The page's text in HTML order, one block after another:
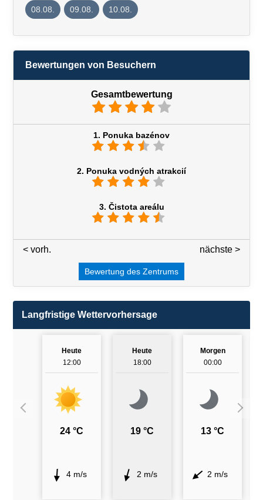
08.08. 09.08. 10.08.
Bewertungen von Besuchern
Gesamtbewertung
1. Ponuka bazénov
2. Ponuka vodných atrakcií
3. Čistota areálu
nächste >
< vorh.
Bewertung des Zentrums
Langfristige Wettervorhersage
Heute
12:00
24 °C
4 m/s
Heute
18:00
19 °C
2 m/s
Morgen
00:00
13 °C
2 m/s